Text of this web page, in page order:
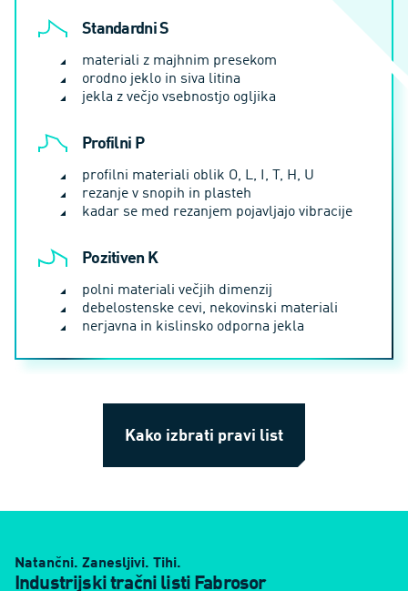
Standardni S
materiali z majhnim presekom
orodno jeklo in siva litina
jekla z večjo vsebnostjo ogljika
Profilni P
profilni materiali oblik O, L, I, T, H, U
rezanje v snopih in plasteh
kadar se med rezanjem pojavljajo vibracije
Pozitiven K
polni materiali večjih dimenzij
debelostenske cevi, nekovinski materiali
nerjavna in kislinsko odporna jekla
Kako izbrati pravi list
Industrijski tračni listi Fabrosor
Natančni. Zanesljivi. Tihi.